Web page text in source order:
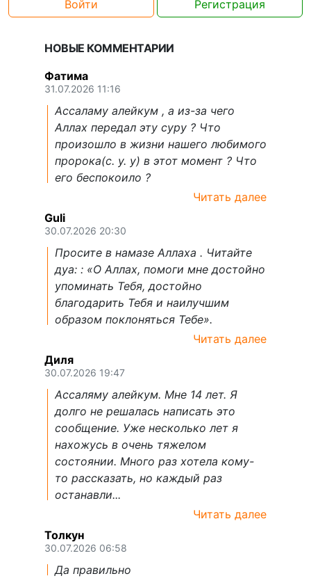
Войти Регистрация
НОВЫЕ КОММЕНТАРИИ
Фатима
31.07.2026 11:16
Ассаламу алейкум , а из-за чего
Аллах передал эту суру ? Что
произошло в жизни нашего любимого
пророка(с. у. у) в этот момент ? Что
его беспокоило ?
Читать далее
Guli
30.07.2026 20:30
Просите в намазе Аллаха . Читайте
дуа: : «О Аллах, помоги мне достойно
упоминать Тебя, достойно
благодарить Тебя и наилучшим
образом поклоняться Тебе».
Читать далее
Диля
30.07.2026 19:47
Ассаляму алейкум. Мне 14 лет. Я
долго не решалась написать это
сообщение. Уже несколько лет я
нахожусь в очень тяжелом
состоянии. Много раз хотела кому-
то рассказать, но каждый раз
останавли...
Читать далее
Толкун
30.07.2026 06:58
Да правильно